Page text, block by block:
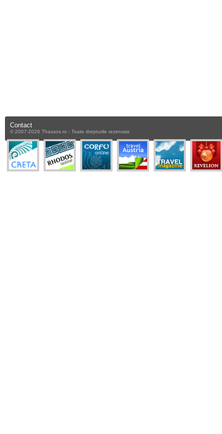
Contact
© 2007-2026 Thassos.ro - Toate drepturile rezervate